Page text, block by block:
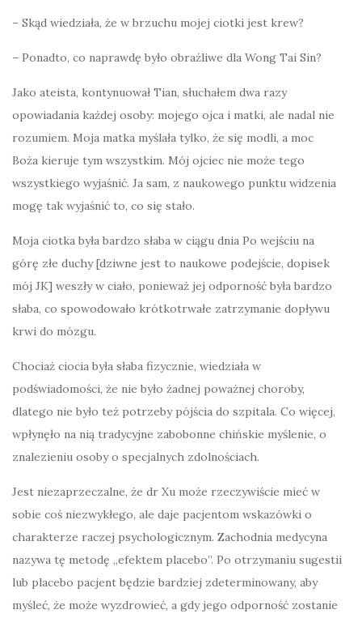
– Skąd wiedziała, że w brzuchu mojej ciotki jest krew?
– Ponadto, co naprawdę było obraźliwe dla Wong Tai Sin?
Jako ateista, kontynuował Tian, słuchałem dwa razy
opowiadania każdej osoby: mojego ojca i matki, ale nadal nie
rozumiem. Moja matka myślała tylko, że się modli, a moc
Boża kieruje tym wszystkim. Mój ojciec nie może tego
wszystkiego wyjaśnić. Ja sam, z naukowego punktu widzenia
mogę tak wyjaśnić to, co się stało.
Moja ciotka była bardzo słaba w ciągu dnia Po wejściu na
górę złe duchy [dziwne jest to naukowe podejście, dopisek
mój JK] weszły w ciało, ponieważ jej odporność była bardzo
słaba, co spowodowało krótkotrwałe zatrzymanie dopływu
krwi do mózgu.
Chociaż ciocia była słaba fizycznie, wiedziała w
podświadomości, że nie było żadnej poważnej choroby,
dlatego nie było też potrzeby pójścia do szpitala. Co więcej,
wpłynęło na nią tradycyjne zabobonne chińskie myślenie, o
znalezieniu osoby o specjalnych zdolnościach.
Jest niezaprzeczalne, że dr Xu może rzeczywiście mieć w
sobie coś niezwykłego, ale daje pacjentom wskazówki o
charakterze raczej psychologicznym. Zachodnia medycyna
nazywa tę metodę „efektem placebo”. Po otrzymaniu sugestii
lub placebo pacjent będzie bardziej zdeterminowany, aby
myśleć, że może wyzdrowieć, a gdy jego odporność zostanie